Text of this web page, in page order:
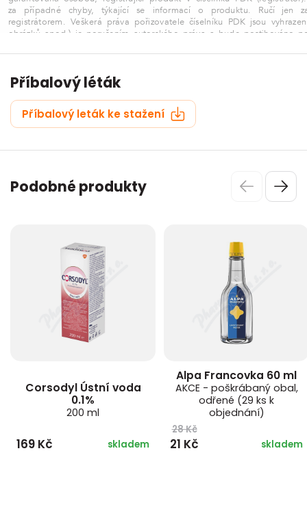
Příbalový léták
Příbalový leták ke stažení
Podobné produkty
Corsodyl Ústní voda
0.1%
200 ml
169 Kč skladem
Alpa Francovka 60 ml
AKCE - poškrábaný obal,
odřené (29 ks k
objednání)
28 Kč
21 Kč skladem